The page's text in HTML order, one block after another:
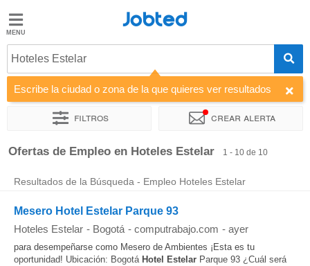
Jobted
Ofertas
de
empleo
Salarios
Jobted
Hoteles Estelar
Escribe la ciudad o zona de la que quieres ver resultados
Filtros Crear alerta
Ordenar por Empresa
Ofertas de Empleo en Hoteles Estelar 1 - 10 de 10
Resultados de la Búsqueda - Empleo Hoteles Estelar
Mesero Hotel Estelar Parque 93
Hoteles Estelar - Bogotá - computrabajo.com - ayer
para desempeñarse como Mesero de Ambientes ¡Esta es tu
oportunidad! Ubicación: Bogotá Hotel Estelar Parque 93 ¿Cuál será